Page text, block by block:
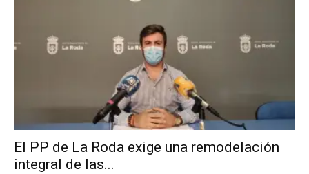
El PP de La Roda exige una remodelación
integral de las...